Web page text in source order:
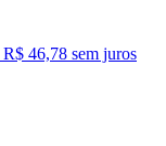
R$ 46,78 sem juros